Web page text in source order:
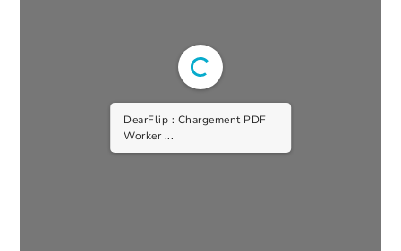
DearFlip : Chargement PDF
Worker ...